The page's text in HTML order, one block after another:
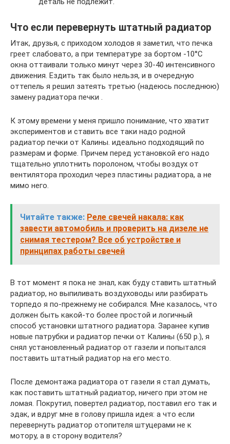
Что если перевернуть штатный радиатор
Итак, друзья, с приходом холодов я заметил, что печка
греет слабовато, а при температуре за бортом -10°С
окна оттаивали только минут через 30-40 интенсивного
движения. Ездить так было нельзя, и в очередную
оттепель я решил затеять третью (надеюсь последнюю)
замену радиатора печки .
К этому времени у меня пришло понимание, что хватит
экспериментов и ставить все таки надо родной
радиатор печки от Калины. идеально подходящий по
размерам и форме. Причем перед установкой его надо
тщательно уплотнить поролоном, чтобы воздух от
вентилятора проходил через пластины радиатора, а не
мимо него.
Читайте также: Реле свечей накала: как
завести автомобиль и проверить на дизеле не
снимая тестером? Все об устройстве и
принципах работы свечей
В тот момент я пока не знал, как буду ставить штатный
радиатор, но выпиливать воздуховоды или разбирать
торпедо я по-прежнему не собирался. Мне казалось, что
должен быть какой-то более простой и логичный
способ установки штатного радиатора. Заранее купив
новые патрубки и радиатор печки от Калины (650 р.), я
снял установленный радиатор от газели и попытался
поставить штатный радиатор на его место.
После демонтажа радиатора от газели я стал думать,
как поставить штатный радиатор, ничего при этом не
ломая. Покрутил, повертел радиатор, поставил его так и
эдак, и вдруг мне в голову пришла идея: а что если
перевернуть радиатор отопителя штуцерами не к
мотору, а в сторону водителя?